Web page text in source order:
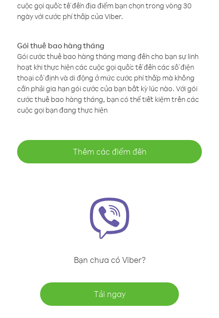
cuộc gọi quốc tế đến địa điểm bạn chọn trong vòng 30
ngày với cước phí thấp của Viber.
Gói thuê bao hàng tháng
Gói cước thuê bao hàng tháng mang đến cho bạn sự linh
hoạt khi thực hiện các cuộc gọi quốc tế đến các số điện
thoại cố định và di động ở mức cước phí thấp mà không
cần phải gia hạn gói cước của bạn bất kỳ lúc nào. Với gói
cước thuê bao hàng tháng, bạn có thể tiết kiệm trên các
cuộc gọi bạn đang thực hiện
Thêm các điểm đến
Bạn chưa có Viber?
Tải ngay